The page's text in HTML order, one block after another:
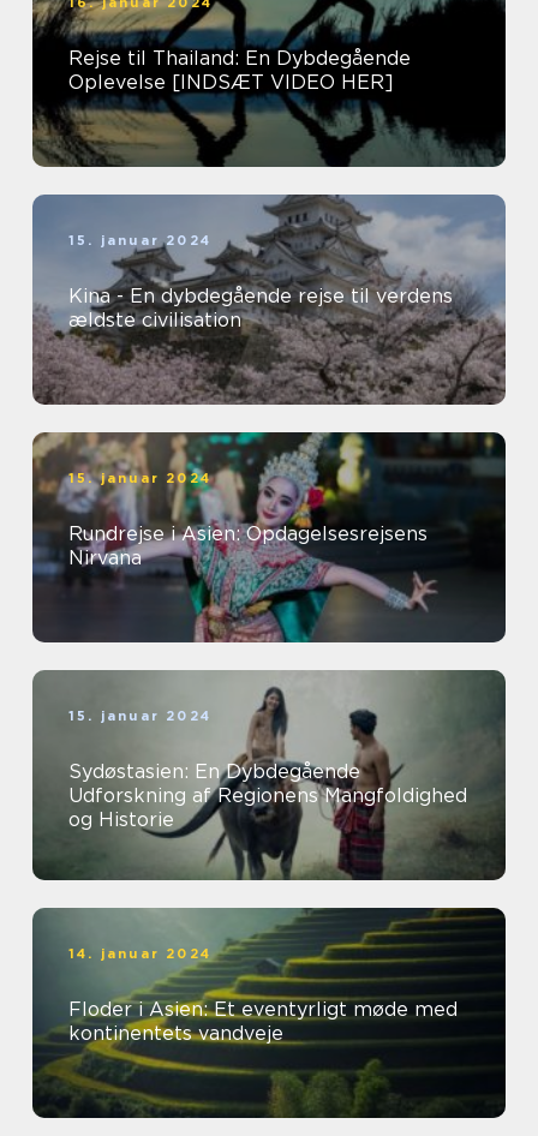
Rejse til Thailand: En Dybdegående
Oplevelse [INDSÆT VIDEO HER]
15. januar 2024
Kina - En dybdegående rejse til verdens
ældste civilisation
15. januar 2024
Rundrejse i Asien: Opdagelsesrejsens
Nirvana
15. januar 2024
Sydøstasien: En Dybdegående
Udforskning af Regionens Mangfoldighed
og Historie
14. januar 2024
Floder i Asien: Et eventyrligt møde med
kontinentets vandveje